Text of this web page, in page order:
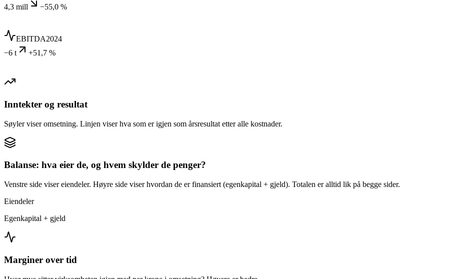
4,3 mill
−55,0 %
EBITDA2024
−6 t
+51,7 %
Inntekter og resultat
Søyler viser omsetning. Linjen viser hva som er igjen som årsresultat etter alle kostnader.
Balanse: hva eier de, og hvem skylder de penger?
Venstre side viser eiendeler. Høyre side viser hvordan de er finansiert (egenkapital + gjeld). Totalen er alltid lik på begge sider.
Eiendeler
Egenkapital + gjeld
Marginer over tid